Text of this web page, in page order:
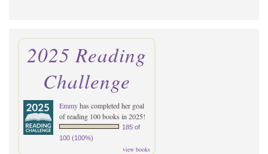
2025 Reading
Challenge
Emmyhas completed her goal
of reading 100 books in 2025!
185 of
100 (100%)
view books